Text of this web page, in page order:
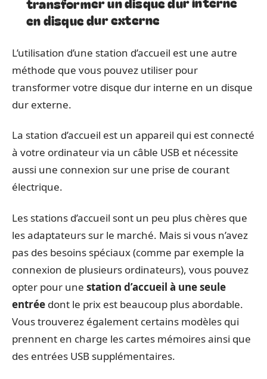
en disque dur externe
L’utilisation d’une station d’accueil est une autre
méthode que vous pouvez utiliser pour
transformer votre disque dur interne en un disque
dur externe.
La station d’accueil est un appareil qui est connecté
à votre ordinateur via un câble USB et nécessite
aussi une connexion sur une prise de courant
électrique.
Les stations d’accueil sont un peu plus chères que
les adaptateurs sur le marché. Mais si vous n’avez
pas des besoins spéciaux (comme par exemple la
connexion de plusieurs ordinateurs), vous pouvez
opter pour une station d’accueil à une seule
entrée dont le prix est beaucoup plus abordable.
Vous trouverez également certains modèles qui
prennent en charge les cartes mémoires ainsi que
des entrées USB supplémentaires.